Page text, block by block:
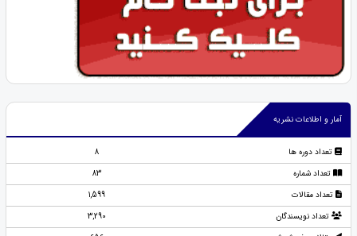
آمار و اطلاعات نشریه
تعداد دوره ها
8
تعداد شماره
83
تعداد مقالات
1,599
تعداد نویسندگان
3,290